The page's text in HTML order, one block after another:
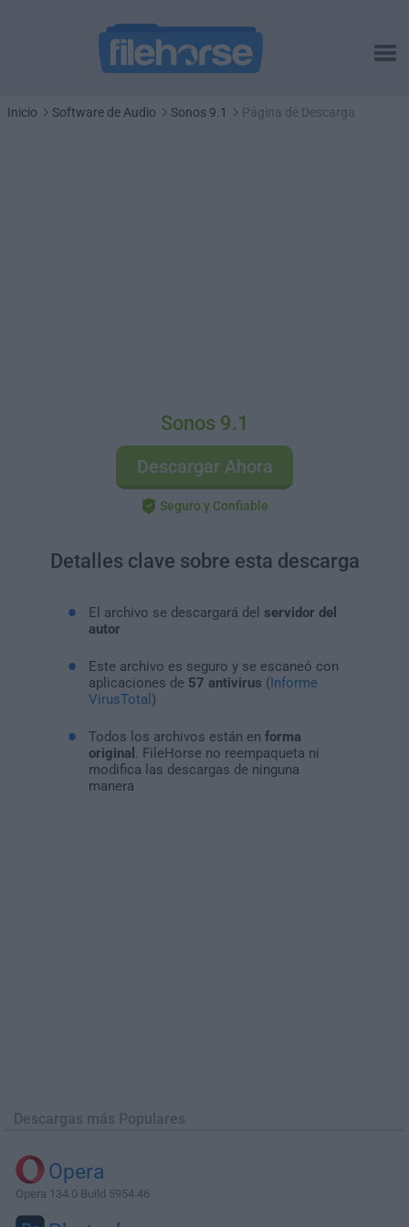
Inicio Software de Audio Sonos 9.1 Página de Descarga
Sonos 9.1
Descargar Ahora
Seguro y Confiable
Detalles clave sobre esta descarga
El archivo se descargará del servidor del
autor
Este archivo es seguro y se escaneó con
aplicaciones de 57 antivirus (Informe
VirusTotal )
Todos los archivos están en forma
original
. FileHorse no reempaqueta ni
modifica las descargas de ninguna
manera
Descargas más Populares
Opera
Opera 134.0 Build 5954.46